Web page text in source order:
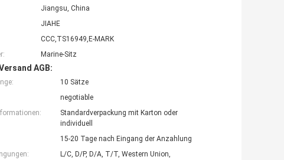
Jiangsu, China
JIAHE
CCC,TS16949,E-MARK
Marine-Sitz
AGB:
10 Sätze
negotiable
Standardverpackung mit Karton oder
individuell
15-20 Tage nach Eingang der Anzahlung
L/C, D/P, D/A, T/T, Western Union,